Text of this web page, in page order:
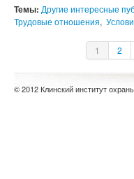
Темы: Другие интересные
Трудовые отношения,
1 2
© 2012 Клинский институт